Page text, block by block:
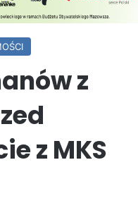
z
z MKS